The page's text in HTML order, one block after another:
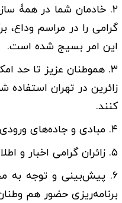
۲. خادمان شما در همۀ
گرامی ‌را در مراسم وداع،
این امر بسیج شده است.
۳. هموطنان عزیز تا حد
زائرین در تهران
کنند.
۴. مبادی و جاده‌های ورودی به پایتخت همواره باز است و هیچ‌گونه منعی برای ورود وجود ندارد.
۵. زائران گرامی ‌اخبار و اطلاعیه‌ها را از مراجع رسمی‌پیگیری کنند و به‌ویژه مراقب شایعات و اخبار جعلی باشند.
۶. پیش‌بینی و توجه به
برنامه‌ریزی حضور هم